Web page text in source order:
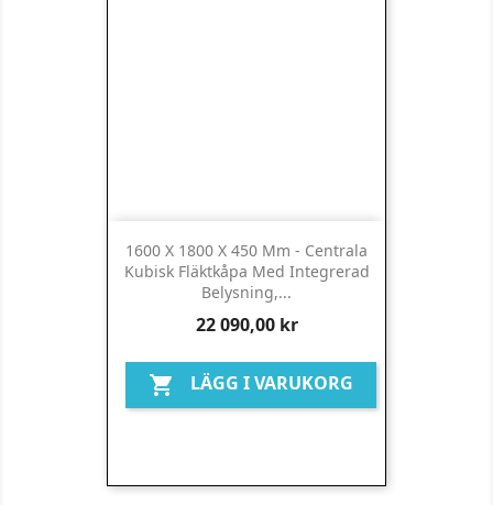
1600 X 1800 X 450 Mm - Centrala
Kubisk Fläktkåpa Med Integrerad
Belysning,...
Pris
22 090,00 kr
 LÄGG I VARUKORG